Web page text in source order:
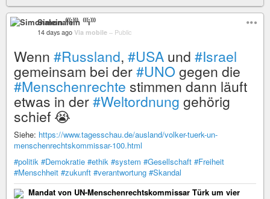
Simonalein ⁽⁽⁽i⁾⁾⁾
14 days ago Via mobile – Public
Wenn #Russland, #USA und #Israel
gemeinsam bei der#UNO gegen die
#Menschenrechte stimmen dann läuft
etwas in der#Weltordnung gehörig
schief 😭
Siehe: https://www.tagesschau.de/ausland/volker-tuerk-un-
menschenrechtskommissar-100.html
#politik #Demokratie #ethik #system #Gesellschaft #Freiheit
#Menschheit #zukunft #verantwortung #Skandal
Mandat von UN-Menschenrechtskommissar Türk um vier